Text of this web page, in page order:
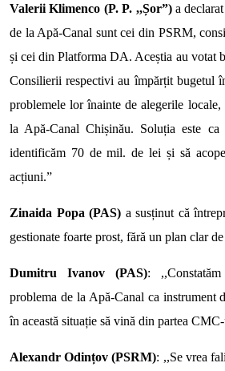
Valerii Klimenco (P. P. ,,Șor”)a
de la Apă-Canal sunt cei din PSRM,
și cei din Platforma DA. Aceștia au votat
Consilierii respectivi au împărțit bugetul
problemele lor înainte de alegerile
la Apă-Canal Chișinău. Soluția este
identificăm 70 de mil. de lei și să
acțiuni.”
Zinaida Popa (PAS) a susținut că
gestionate foarte prost, fără un plan clar
Dumitru Ivanov (PAS):
problema de la Apă-Canal ca instrument
în această situație să vină din partea
Alexandr Odințov (PSRM): ,,Se vrea